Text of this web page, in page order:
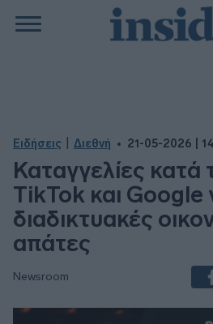
Ειδήσεις Διεθνή 21-05-2026 |
Καταγγελίες
TikTok και Google
διαδικτυακές
απάτες
Newsroom